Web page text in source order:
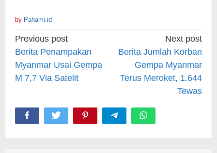
by Pahami.id
Post
navigation
Previous post
Berita Penampakan
Myanmar Usai Gempa
M 7,7 Via Satelit
Next post
Berita Jumlah Korban
Gempa Myanmar
Terus Meroket, 1.644
Tewas